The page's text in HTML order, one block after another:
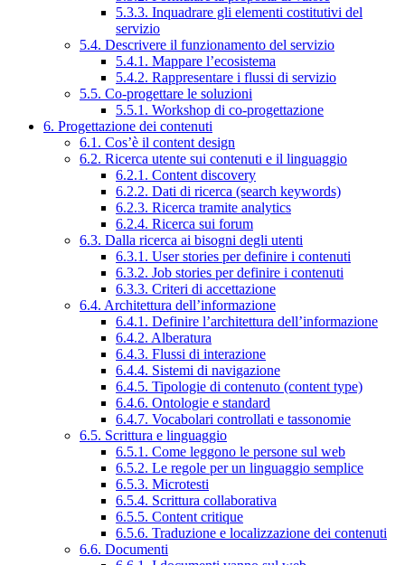
5.3.3. Inquadrare gli elementi costitutivi del
servizio
5.4. Descrivere il funzionamento del servizio
5.4.1. Mappare l’ecosistema
5.4.2. Rappresentare i flussi di servizio
5.5. Co-progettare le soluzioni
5.5.1. Workshop di co-progettazione
6. Progettazione dei contenuti
6.1. Cos’è il content design
6.2. Ricerca utente sui contenuti e il linguaggio
6.2.1. Content discovery
6.2.2. Dati di ricerca (search keywords)
6.2.3. Ricerca tramite analytics
6.2.4. Ricerca sui forum
6.3. Dalla ricerca ai bisogni degli utenti
6.3.1. User stories per definire i contenuti
6.3.2. Job stories per definire i contenuti
6.3.3. Criteri di accettazione
6.4. Architettura dell’informazione
6.4.1. Definire l’architettura dell’informazione
6.4.2. Alberatura
6.4.3. Flussi di interazione
6.4.4. Sistemi di navigazione
6.4.5. Tipologie di contenuto (content type)
6.4.6. Ontologie e standard
6.4.7. Vocabolari controllati e tassonomie
6.5. Scrittura e linguaggio
6.5.1. Come leggono le persone sul web
6.5.2. Le regole per un linguaggio semplice
6.5.3. Microtesti
6.5.4. Scrittura collaborativa
6.5.5. Content critique
6.5.6. Traduzione e localizzazione dei contenuti
6.6. Documenti